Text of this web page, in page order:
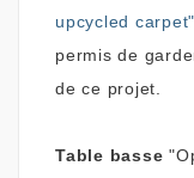
upcycled carpet"
permis de
de ce projet.
Table basse